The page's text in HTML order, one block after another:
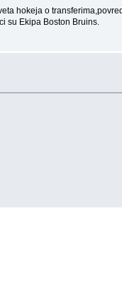
hokeja o
su Ekipa Boston Bruins.